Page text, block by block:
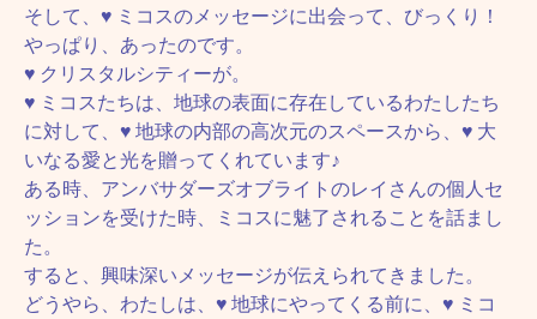
そして、♥ ミコスのメッセージに出会って、びっくり！
やっぱり、あったのです。
♥ クリスタルシティーが。
♥ ミコスたちは、地球の表面に存在しているわたしたち
に対して、♥ 地球の内部の高次元のスペースから、♥ 大
いなる愛と光を贈ってくれています♪
ある時、アンバサダーズオブライトのレイさんの個人セ
ッションを受けた時、ミコスに魅了されることを話まし
た。
すると、興味深いメッセージが伝えられてきました。
どうやら、わたしは、♥ 地球にやってくる前に、♥ ミコ